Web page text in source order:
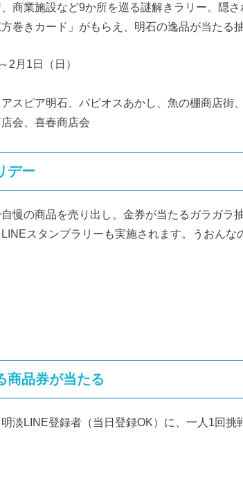
商業施設など9か所を巡る謎解きラリー。隠
巻きカード」がもらえ、明石の逸品が当たる
2月1日（日）
スピア明石、パピオスあかし、魚の棚商店街
会、喜春商店会
デー
慢の商品を売り出し。金券が当たるガラガラ抽
スタンプラリーも実施されます。うおんな
商品券が当たる
淡LINE登録者（当日登録OK）に、一人1回挑